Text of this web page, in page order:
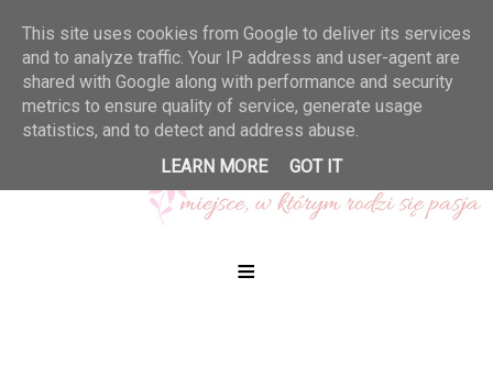
≡
This site uses cookies from Google to deliver its services
and to analyze traffic. Your IP address and user-agent are
shared with Google along with performance and security
metrics to ensure quality of service, generate usage
statistics, and to detect and address abuse.
LEARN MORE
GOT IT